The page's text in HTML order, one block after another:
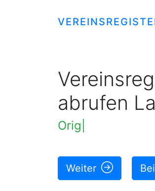
abrufen
Original
Weiter